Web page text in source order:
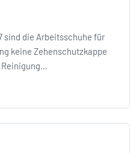
sind die Arbeitsschuhe für
keine Zehenschutzkappe
Reinigung…